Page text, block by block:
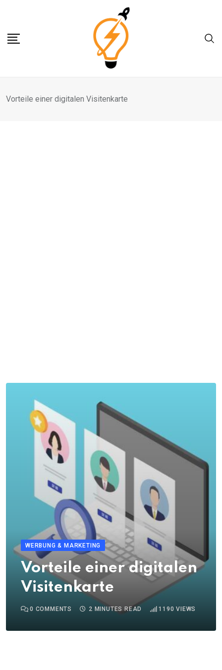
content
Vorteile einer digitalen Visitenkarte
WERBUNG & MARKETING
Vorteile einer digitalen
Visitenkarte
0 COMMENTS 2 MINUTES READ 1190 VIEWS